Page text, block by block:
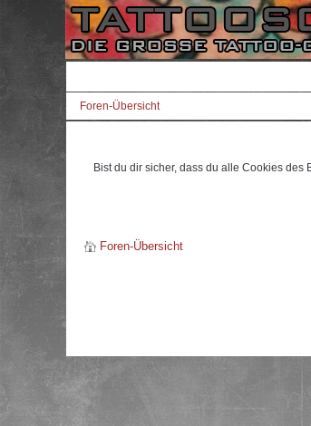
Foren-Übersicht
Bist du dir sicher, dass du alle Cookies des
Foren-Übersicht